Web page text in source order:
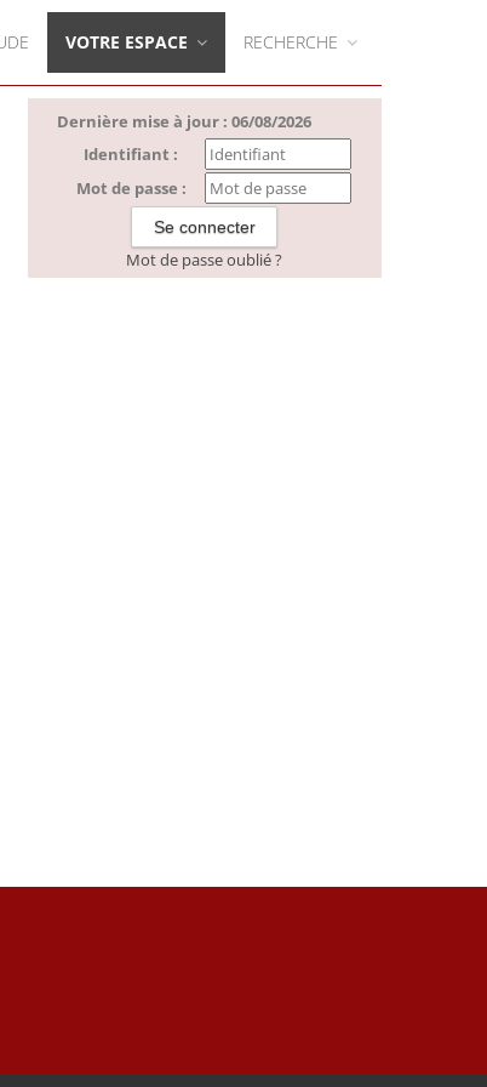
VOTRE ESPACE RECHERCHE
Dernière mise à jour : 06/08/2026
Identifiant :
Mot de passe :
Mot de passe oublié ?